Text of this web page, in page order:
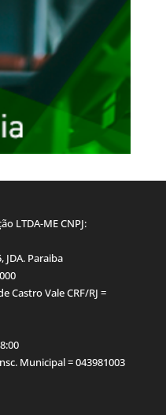
LTDA-ME CNPJ:
JDA. Paraiba
Castro Vale CRF/RJ =
Municipal = 043981003